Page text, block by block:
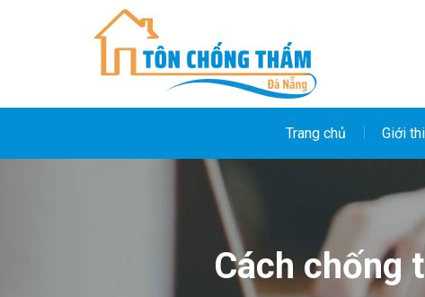
Trang chủ Giới
Cách chống